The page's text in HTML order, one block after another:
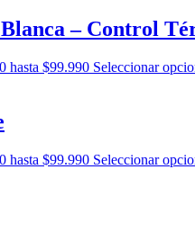
– Control
hasta $99.990 Seleccionar
hasta $99.990 Seleccionar